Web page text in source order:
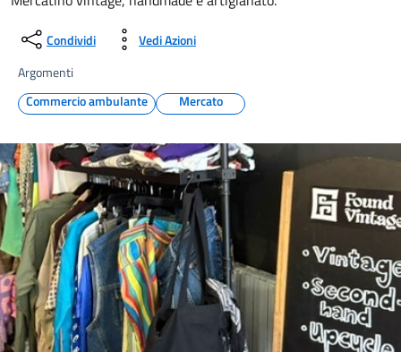
Condividi
Vedi Azioni
Argomenti
Commercio ambulante
Mercato